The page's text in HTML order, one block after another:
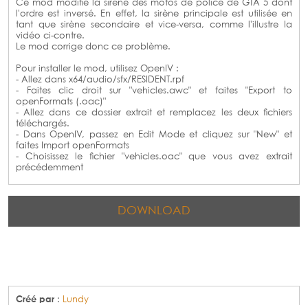
Ce mod modifie la sirène des motos de police de GTA 5 dont
l'ordre est inversé. En effet, la sirène principale est utilisée en
tant que sirène secondaire et vice-versa, comme l'illustre la
vidéo ci-contre.
Le mod corrige donc ce problème.
Pour installer le mod, utilisez OpenIV :
- Allez dans x64/audio/sfx/RESIDENT.rpf
- Faites clic droit sur "vehicles.awc" et faites "Export to
openFormats (.oac)"
- Allez dans ce dossier extrait et remplacez les deux fichiers
téléchargés.
- Dans OpenIV, passez en Edit Mode et cliquez sur "New" et
faites Import openFormats
- Choisissez le fichier "vehicles.oac" que vous avez extrait
précédemment
DOWNLOAD
Créé par : Lundy